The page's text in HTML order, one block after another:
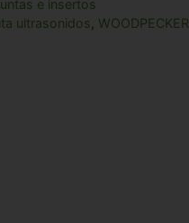
e insertos
ultrasonidos WOODPECKER